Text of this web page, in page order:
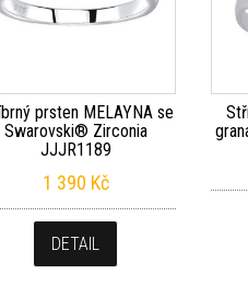
prsten MELAYNA se
Swarovski® Zirconia
JJJR1189
1 390 Kč
DETAIL